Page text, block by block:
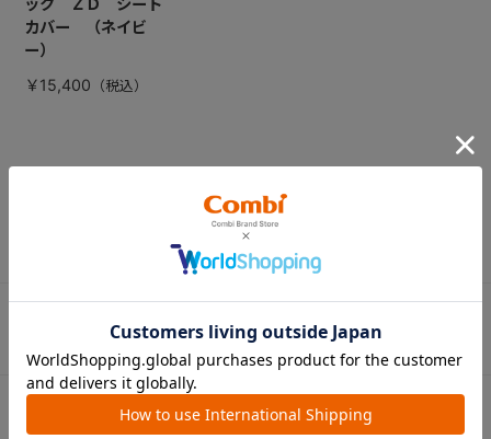
ック ＺＤ シート
カバー （ネイビ
ー）
￥15,400
CATEGORY
カテゴリー
（コンビ）
ベビーカー チャイルドシート
ベビーラック＆
ベビーチェア
抱っこひも
（子守帯）